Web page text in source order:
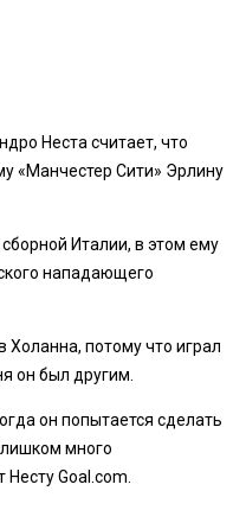
Неста считает, что
«Манчестер Сити» Эрлину
Италии, в этом ему
нападающего
Холанна, потому что играл
он был другим.
он попытается сделать
много
Goal.com.